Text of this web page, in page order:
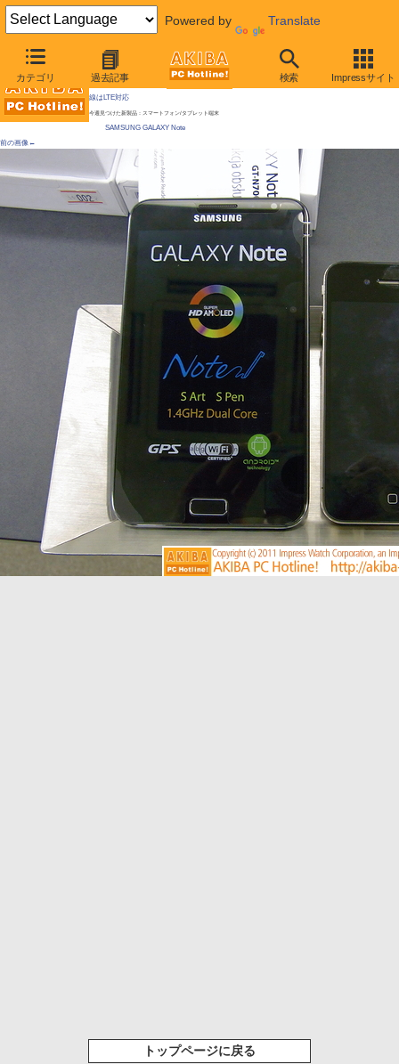
Powered by Translate
カテゴリ 過去記事 検索 Impressサイト
AKIBA PC Hotline!
[拡大画像]「GALAXY Note」が直輸入、筆圧ペンも使える5インチスマホ / 技術はワコム、通信回
線はLTE対応
今週見つけた新製品：スマートフォン/タブレット端末
SAMSUNG GALAXY Note
前の画像←
トップページに戻る